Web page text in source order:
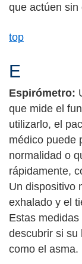
que actúen sin
top
E
Espirómetro:
que mide el
utilizarlo, el
médico puede
normalidad o
rápidamente,
Un dispositivo
exhalado y el
Estas
descubrir si su
como el asma.